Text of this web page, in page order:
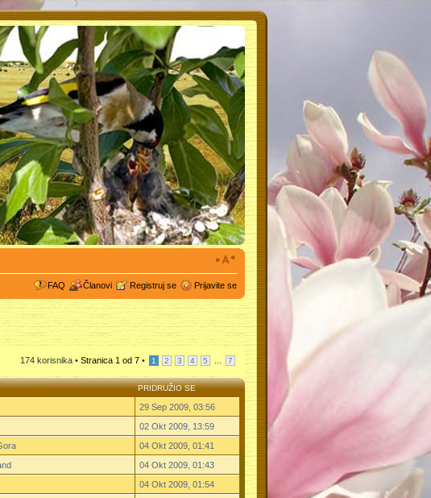
FAQ Članovi Registruj se Prijavite se
174 korisnika • Stranica 1 od 7• 1 2 3 4 5 7
PRIDRUŽIO SE
29 Sep 2009, 03:56
02 Okt 2009, 13:59
04 Okt 2009, 01:41
04 Okt 2009, 01:43
04 Okt 2009, 01:54